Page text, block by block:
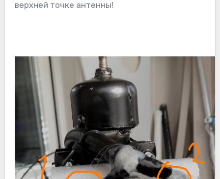
верхней точке антенны!